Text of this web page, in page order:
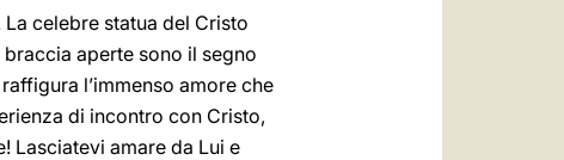
celebre statua del Cristo
aperte sono il segno
l’immenso amore che
di incontro con Cristo,
Lasciatevi amare da Lui e